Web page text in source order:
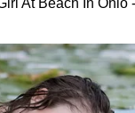
Re,
De